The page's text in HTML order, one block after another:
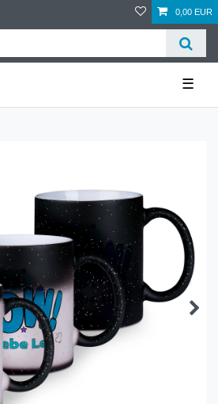
0,00 EUR
☰